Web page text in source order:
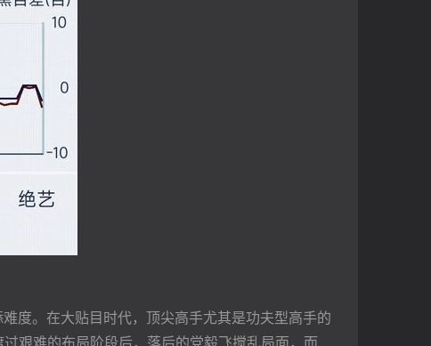
度。在大贴目时代，顶尖高手尤其是功夫型高手的
艰难的布局阶段后，落后的党毅飞搅乱局面，而